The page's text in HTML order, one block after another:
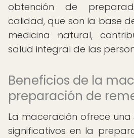
obtención de
calidad, que son la base
medicina natural,
salud integral de las
Beneficios de la
preparación de
La maceración ofrece una
significativos en la